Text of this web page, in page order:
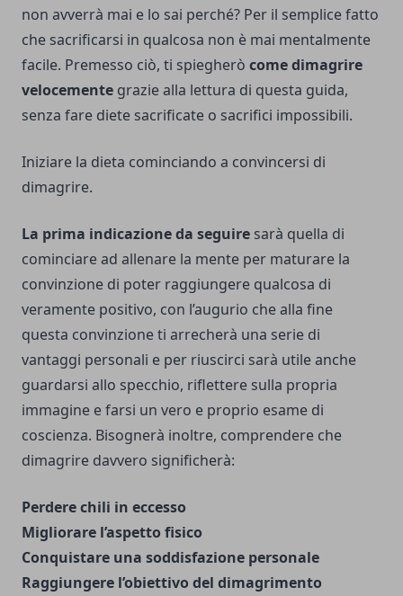
non avverrà mai e lo sai perché? Per il semplice fatto
che sacrificarsi in qualcosa non è mai mentalmente
facile. Premesso ciò, ti spiegherò come dimagrire
velocemente grazie alla lettura di questa guida,
senza fare diete sacrificate o sacrifici impossibili.
Iniziare la dieta cominciando a convincersi di
dimagrire.
La prima indicazione da seguire sarà quella di
cominciare ad allenare la mente per maturare la
convinzione di poter raggiungere qualcosa di
veramente positivo, con l’augurio che alla fine
questa convinzione ti arrecherà una serie di
vantaggi personali e per riuscirci sarà utile anche
guardarsi allo specchio, riflettere sulla propria
immagine e farsi un vero e proprio esame di
coscienza. Bisognerà inoltre, comprendere che
dimagrire davvero significherà:
Perdere chili in eccesso
Migliorare l’aspetto fisico
Conquistare una soddisfazione personale
Raggiungere l’obiettivo del dimagrimento